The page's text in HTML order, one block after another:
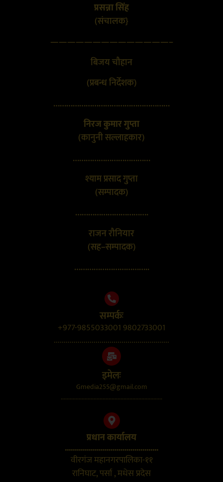
प्रसन्ना सिंह
(संचालक}
——————————————–
बिजय चौहान
(प्रबन्ध निर्देशक)
………………………………………………
निरज कुमार गुप्ता
(कानुनी सल्लाहकार)
………………………………
श्याम प्रसाद गुप्ता
(सम्पादक)
…………………………….
राजन रौनियार
(सह–सम्पादक)
……………………………..
सम्पर्कः
+977-9855033001 9802733001
..........................................................
इमेलः
Gmedia255@gmail.com
....................................................................
प्रधान कार्यालय
...............................................
वीरगंज महानगरपालिका-११
रानिघाट, पर्सा , मधेस प्रदेस